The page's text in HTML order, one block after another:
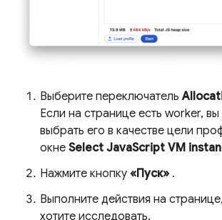
Выберите переключатель
Если на странице есть worker,
выбрать его в качестве цели
окне Select JavaScript VM
Нажмите кнопку «Пуск» .
Выполните действия на
хотите исследовать.